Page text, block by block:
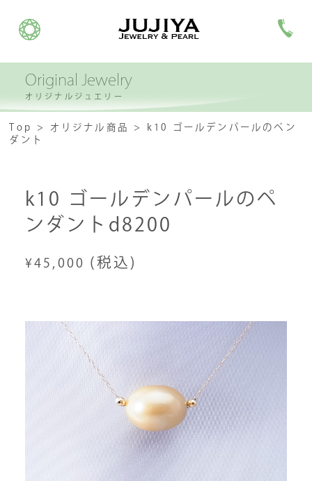
Original Jewelry
オリジナルジュエリー
Top オリジナル商品
k10 ゴールデンパールのペン
ダント
k10 ゴールデンパールのペ
ンダントd8200
¥45,000 (税込)